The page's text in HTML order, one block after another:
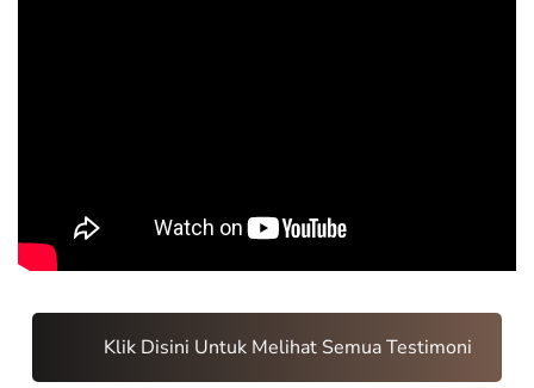
Klik Disini Untuk Melihat Semua Testimoni